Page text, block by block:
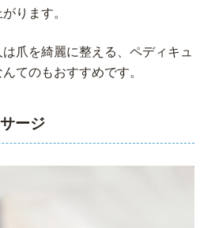
ります。
爪を綺麗に整える、ペディキュ
てのもおすすめです。
ージ